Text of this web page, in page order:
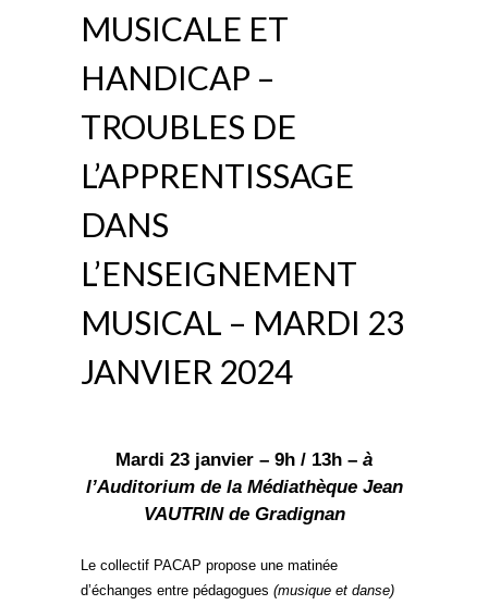
MUSICALE ET
HANDICAP –
TROUBLES DE
L’APPRENTISSAGE
DANS
L’ENSEIGNEMENT
MUSICAL – MARDI 23
JANVIER 2024
Mardi 23 janvier – 9h / 13h – à
l’Auditorium de la Médiathèque Jean
VAUTRIN de Gradignan
Le collectif PACAP propose une matinée
d’échanges entre pédagogues (musique et danse)